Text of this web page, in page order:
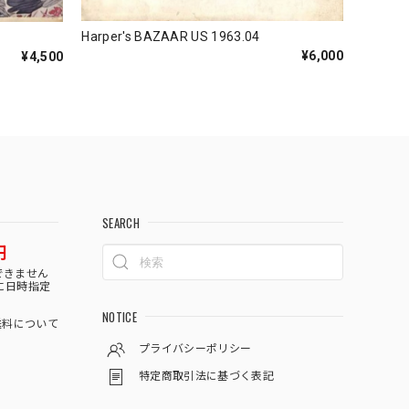
¥4,500
Harper's BAZAAR US 1963.04
¥6,000
きません
日時指定
について
SEARCH
NOTICE
プライバシーポリシー
特定商取引法に基づく表記